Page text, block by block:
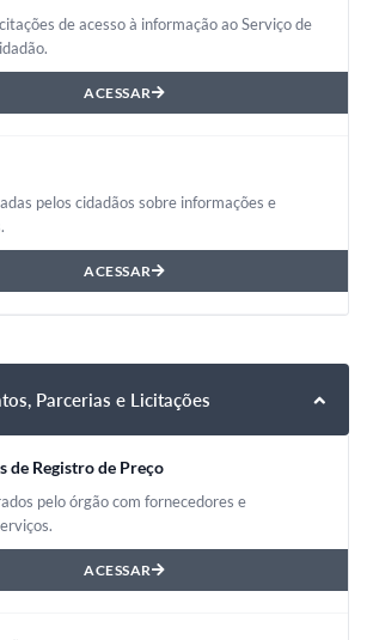
de acesso à informação ao Serviço de
ACESSAR
pelos cidadãos sobre informações e
ACESSAR
Parcerias e Licitações
de Registro de Preço
pelo órgão com fornecedores e
ACESSAR